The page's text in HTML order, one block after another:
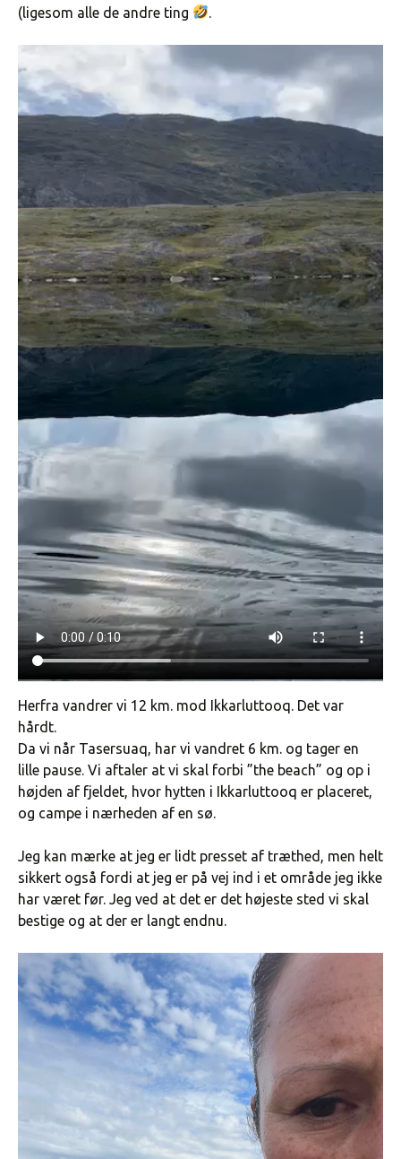
(ligesom alle de andre ting
.
Herfra vandrer vi 12 km. mod Ikkarluttooq. Det var
hårdt.
Da vi når Tasersuaq, har vi vandret 6 km. og tager en
lille pause. Vi aftaler at vi skal forbi ”the beach” og op i
højden af fjeldet, hvor hytten i Ikkarluttooq er placeret,
og campe i nærheden af en sø.
Jeg kan mærke at jeg er lidt presset af træthed, men helt
sikkert også fordi at jeg er på vej ind i et område jeg ikke
har været før. Jeg ved at det er det højeste sted vi skal
bestige og at der er langt endnu.